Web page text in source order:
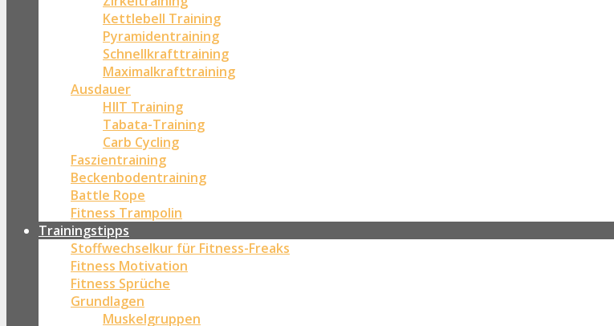
Kettlebell Training
Pyramidentraining
Schnellkrafttraining
Maximalkrafttraining
Ausdauer
HIIT Training
Tabata-Training
Carb Cycling
Faszientraining
Beckenbodentraining
Battle Rope
Fitness Trampolin
Trainingstipps
Stoffwechselkur für Fitness-Freaks
Fitness Motivation
Fitness Sprüche
Grundlagen
Muskelgruppen